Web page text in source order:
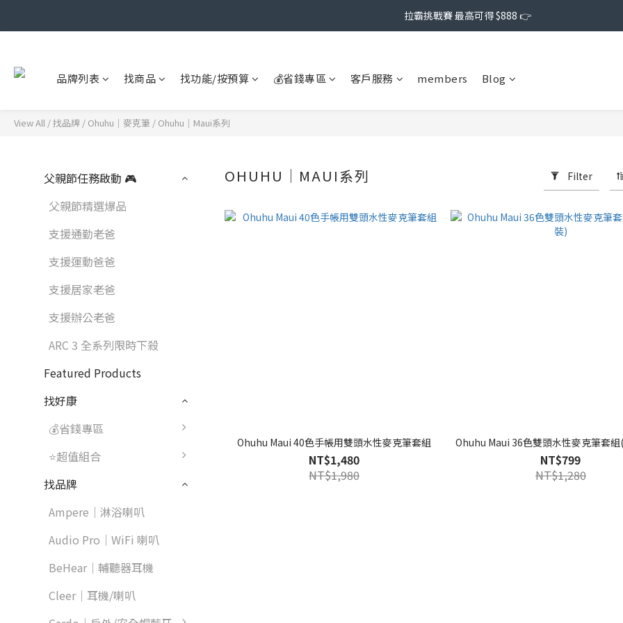
拉霸挑戰賽 最高可得 $888 👉
品牌列表 找商品 找功能/按預算 💰省錢專區 客戶服務 members Blog
View All /找品牌 / Ohuhu｜麥克筆 / Ohuhu｜Maui系列
父親節任務啟動 🎮
父親節精選爆品
支援通勤老爸
支援運動爸爸
支援居家老爸
支援辦公老爸
ARC 3 全系列限時下殺
Featured Products
找好康
💰省錢專區
⭐超值組合
找品牌
Ampere｜淋浴喇叭
Audio Pro｜WiFi 喇叭
BeHear｜輔聽器耳機
Cleer｜耳機/喇叭
OHUHU｜MAUI系列 Filter
Ohuhu Maui 40色手帳用雙頭水性麥克筆套組
NT$1,480
NT$1,980
Ohuhu Maui 36色雙頭水性麥克筆套
NT$799
NT$1,280